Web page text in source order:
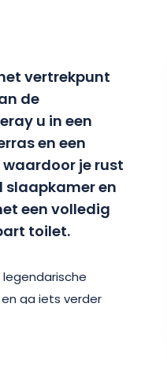
vertrekpunt
de
u in een
en een
je rust
slaapkamer en
een volledig
toilet.
ga iets verder
te bezoeken in